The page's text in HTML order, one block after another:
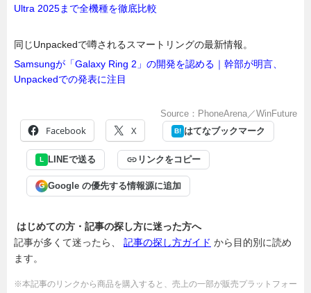
Ultra 2025まで全機種を徹底比較
同じUnpackedで噂されるスマートリングの最新情報。
Samsungが「Galaxy Ring 2」の開発を認める｜幹部が明言、
Unpackedでの発表に注目
Source：PhoneArena／WinFuture
Facebook X B! はてなブックマーク
L LINEで送る リンクをコピー
G Google の優先する情報源に追加
はじめての方・記事の探し方に迷った方へ
記事が多くて迷ったら、 記事の探し方ガイド から目的別に読め
ます。
※本記事のリンクから商品を購入すると、売上の一部が販売プラットフォー